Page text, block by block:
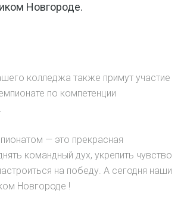
Новгороде.
колледжа также примут участие
по компетенции
— это прекрасная
командный дух, укрепить чувство
на победу. А сегодня наши
Новгороде !